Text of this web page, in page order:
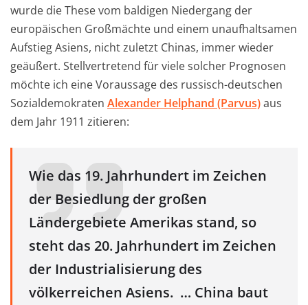
wurde die These vom baldigen Niedergang der
europäischen Großmächte und einem unaufhaltsamen
Aufstieg Asiens, nicht zuletzt Chinas, immer wieder
geäußert. Stellvertretend für viele solcher Prognosen
möchte ich eine Voraussage des russisch-deutschen
Sozialdemokraten Alexander Helphand (Parvus)aus
dem Jahr 1911 zitieren:
Wie das 19. Jahrhundert im Zeichen
der Besiedlung der großen
Ländergebiete Amerikas stand, so
steht das 20. Jahrhundert im Zeichen
der Industrialisierung des
völkerreichen Asiens. … China baut